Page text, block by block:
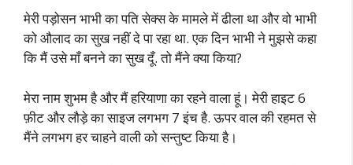
मेरी पड़ोसन भाभी का पति सेक्स के मामले में ढीला था और वो भाभी
को औलाद का सुख नहीं दे पा रहा था. एक दिन भाभी ने मुझसे कहा
कि मैं उसे माँ बनने का सुख दूँ. तो मैंने क्या किया?
मेरा नाम शुभम है और मैं हरियाणा का रहने वाला हूं। मेरी हाइट 6
फ़ीट और लौड़े का साइज लगभग 7 इंच है. ऊपर वाल की रहमत से
मैंने लगभग हर चाहने वाली को सन्तुष्ट किया है।